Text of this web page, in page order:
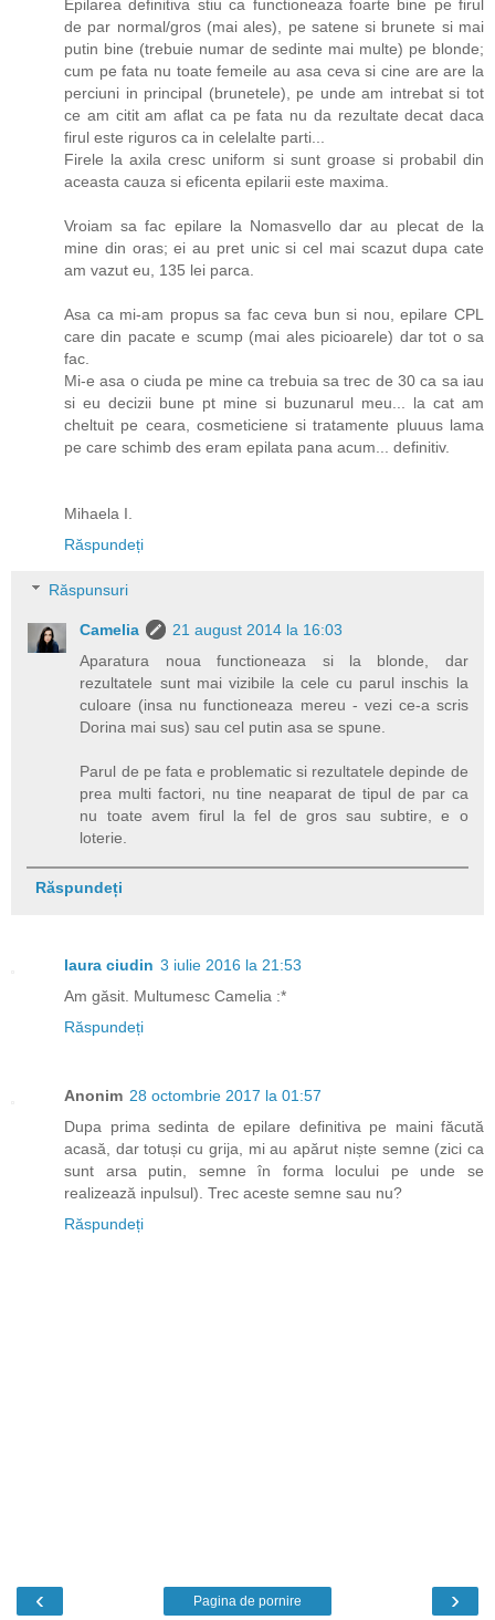
Epilarea definitiva stiu ca functioneaza foarte bine pe firul
de par normal/gros (mai ales), pe satene si brunete si mai
putin bine (trebuie numar de sedinte mai multe) pe blonde;
cum pe fata nu toate femeile au asa ceva si cine are are la
perciuni in principal (brunetele), pe unde am intrebat si tot
ce am citit am aflat ca pe fata nu da rezultate decat daca
firul este riguros ca in celelalte parti...
Firele la axila cresc uniform si sunt groase si probabil din
aceasta cauza si eficenta epilarii este maxima.
Vroiam sa fac epilare la Nomasvello dar au plecat de la
mine din oras; ei au pret unic si cel mai scazut dupa cate
am vazut eu, 135 lei parca.
Asa ca mi-am propus sa fac ceva bun si nou, epilare CPL
care din pacate e scump (mai ales picioarele) dar tot o sa
fac.
Mi-e asa o ciuda pe mine ca trebuia sa trec de 30 ca sa iau
si eu decizii bune pt mine si buzunarul meu... la cat am
cheltuit pe ceara, cosmeticiene si tratamente pluuus lama
pe care schimb des eram epilata pana acum... definitiv.
Mihaela I.
Răspundeți
Răspunsuri
Camelia
21 august 2014 la 16:03
Aparatura noua functioneaza si la blonde, dar
rezultatele sunt mai vizibile la cele cu parul inschis la
culoare (insa nu functioneaza mereu - vezi ce-a scris
Dorina mai sus) sau cel putin asa se spune.
Parul de pe fata e problematic si rezultatele depinde de
prea multi factori, nu tine neaparat de tipul de par ca
nu toate avem firul la fel de gros sau subtire, e o
loterie.
Răspundeți
laura ciudin 3 iulie 2016 la 21:53
Am găsit. Multumesc Camelia :*
Răspundeți
Anonim 28 octombrie 2017 la 01:57
Dupa prima sedinta de epilare definitiva pe maini făcută
acasă, dar totuși cu grija, mi au apărut niște semne (zici ca
sunt arsa putin, semne în forma locului pe unde se
realizează inpulsul). Trec aceste semne sau nu?
Răspundeți
‹ ›
Pagina de pornire